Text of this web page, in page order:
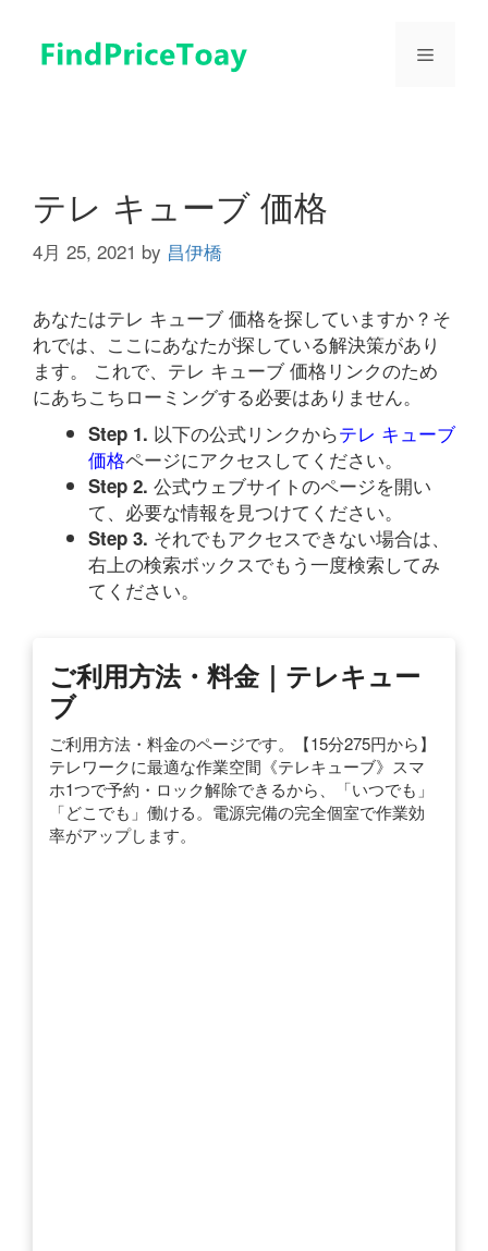
メ
テレ キューブ 価格
4月 25, 2021 by 昌伊橋
あなたはテレ キューブ 価格を探していますか？そ
れでは、ここにあなたが探している解決策があり
ます。 これで、テレ キューブ 価格リンクのため
にあちこちローミングする必要はありません。
Step 1. 以下の公式リンクからテレ キューブ
価格ページにアクセスしてください。
Step 2. 公式ウェブサイトのページを開い
て、必要な情報を見つけてください。
Step 3. それでもアクセスできない場合は、
右上の検索ボックスでもう一度検索してみ
てください。
ご利用方法・料金｜テレキュー
ブ
ご利用方法・料金のページです。【15分275円から】
テレワークに最適な作業空間《テレキューブ》スマ
ホ1つで予約・ロック解除できるから、「いつでも」
「どこでも」働ける。電源完備の完全個室で作業効
率がアップします。